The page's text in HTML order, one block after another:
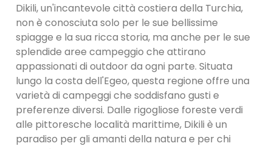
Dikili, un'incantevole città costiera della Turchia,
non è conosciuta solo per le sue bellissime
spiagge e la sua ricca storia, ma anche per le sue
splendide aree campeggio che attirano
appassionati di outdoor da ogni parte. Situata
lungo la costa dell'Egeo, questa regione offre una
varietà di campeggi che soddisfano gusti e
preferenze diversi. Dalle rigogliose foreste verdi
alle pittoresche località marittime, Dikili è un
paradiso per gli amanti della natura e per chi